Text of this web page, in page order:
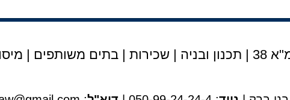
38
| תכנון ובניה | שכירות | בתים משותפים |